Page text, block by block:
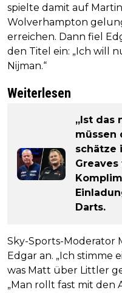
spielte damit auf
Wolverhampton
erreichen. Dann fiel
den Titel ein: „Ich will
Nijman.“
Weiterlesen
„Ist das
müssen
schätze
Darts.
Sky-Sports-Moderator
Edgar an. „Ich stimme
was Matt über Littler
„Man rollt fast mit den